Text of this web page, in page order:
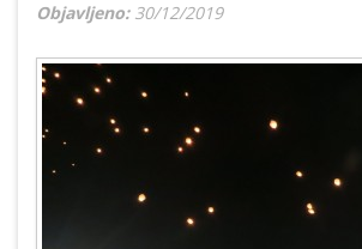
Objavljeno: 30/12/2019